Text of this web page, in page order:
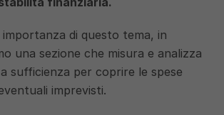
importanza di questo tema, in
una sezione che misura e analizza
sufficienza per coprire le spese
imprevisti.